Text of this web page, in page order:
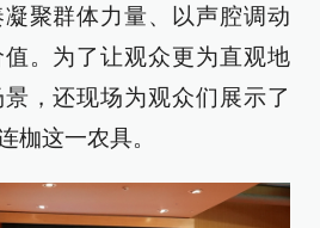
聚群体力量、以声腔调动
。为了让观众更为直观地
，还现场为观众们展示了
枷这一农具。